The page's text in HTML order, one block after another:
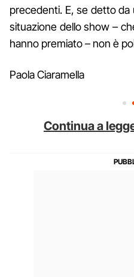
precedenti. E, se detto
situazione dello show –
hanno premiato – non è
Paola Ciaramella
Continua a